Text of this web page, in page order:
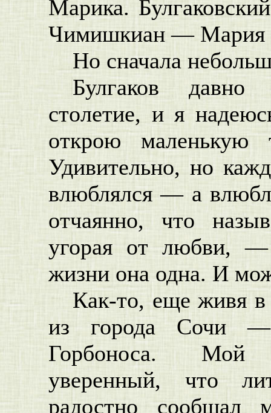
Марика.
Чимишкиан — Мария
Но сначала
Булгаков давно
столетие, и я
открою
Удивительно, но
влюблялся — а
отчаянно, что
угорая от любви,
жизни она одна. И
Как-то, еще живя в
из города Сочи —
Горбоноса. Мой
уверенный, что
радостно